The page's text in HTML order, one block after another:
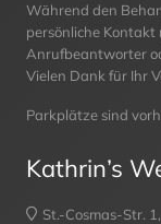
Während den
persönliche
Anrufbeantworter
Vielen Dank für Ihr
Parkplätze sind
Kathrin’s
St.-Cosmas-Str.